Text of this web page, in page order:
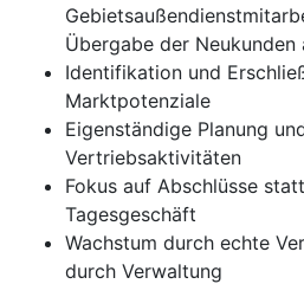
Übergabe der Neukunden
Identifikation und
Marktpotenziale
Eigenständige Planung
Vertriebsaktivitäten
Fokus auf Abschlüsse
Tagesgeschäft
Wachstum durch echte
durch Verwaltung